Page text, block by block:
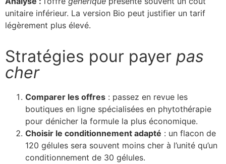
unitaire inférieur. La version Bio peut justifier un tarif
légèrement plus élevé.
Stratégies pour payer pas
cher
Comparer les offres : passez en revue les
boutiques en ligne spécialisées en phytothérapie
pour dénicher la formule la plus économique.
Choisir le conditionnement adapté : un flacon de
120 gélules sera souvent moins cher à l’unité qu’un
conditionnement de 30 gélules.